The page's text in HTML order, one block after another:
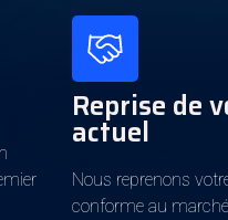
Noir
Reprise de
actuel
Nous reprenons
conforme au